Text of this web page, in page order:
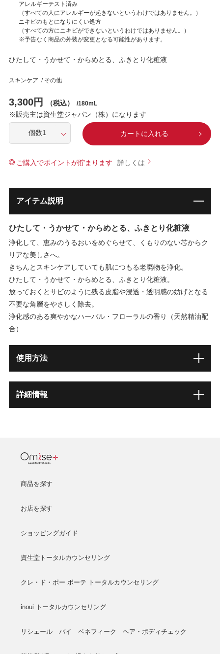
アレルギーテスト済み
（すべての人にアレルギーが起きないというわけではありません。）
ニキビのもとになりにくい処方
（すべての方にニキビができないというわけではありません。）
※予告なく商品の外装が変更となる可能性があります。
ひたして・うかせて・からめとる、ふきとり化粧液
スキンケア / その他
3,300円 （税込） /180mL
※販売主は資生堂ジャパン（株）になります
カートに入れる
ご購入でポイントが貯まります
アイテム説明
ひたして・うかせて・からめとる、ふきとり化粧液
浄化して、恵みのうるおいをめぐらせて、くもりのない芯からク
リアな美しさへ。
きちんとスキンケアしていても肌につもる老廃物を浄化。
ひたして・うかせて・からめとる、ふきとり化粧液。
放っておくとサビのように残る皮脂や浸透・透明感の妨げとなる
不要な角層をやさしく除去。
浄化感のある爽やかなハーバル・フローラルの香り（天然精油配
合）
使用方法
詳細情報
商品を探す
お店を探す
ショッピングガイド
資生堂トータルカウンセリング
クレ・ド・ポー ボーテ トータルカウンセリング
inoui トータルカウンセリング
リシェール バイ ベネフィーク ヘア・ボディチェック